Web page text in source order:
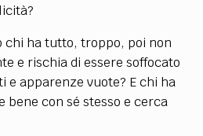
chi ha tutto, troppo, poi non
e rischia di essere soffocato
e apparenze vuote? E chi ha
bene con sé stesso e cerca